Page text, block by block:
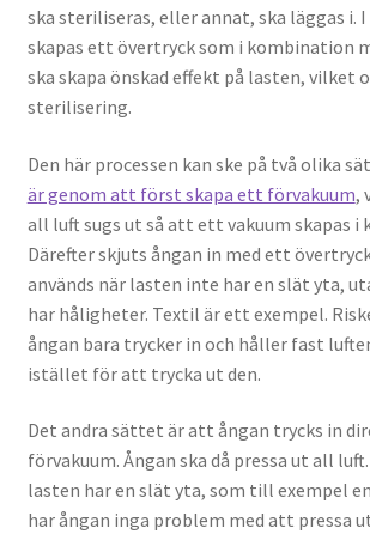
ska steriliseras, eller annat, ska läggas i.
skapas ett övertryck som i kombination
ska skapa önskad effekt på lasten, vilket
sterilisering.
Den här processen kan ske på två olika
är genom att först skapa ett förvakuum,
all luft sugs ut så att ett vakuum skapas i
Därefter skjuts ångan in med ett
används när lasten inte har en slät yta,
har håligheter. Textil är ett exempel.
ångan bara trycker in och håller fast
istället för att trycka ut den.
Det andra sättet är att ångan trycks in
förvakuum. Ångan ska då pressa ut all
lasten har en slät yta, som till exempel
har ångan inga problem med att pressa